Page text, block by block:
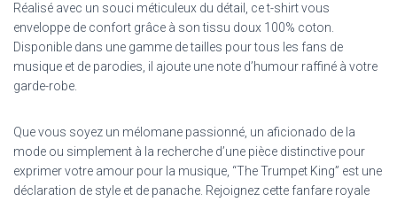
Réalisé avec un souci méticuleux du détail, ce t-shirt vous
enveloppe de confort grâce à son tissu doux 100% coton.
Disponible dans une gamme de tailles pour tous les fans de
musique et de parodies, il ajoute une note d’humour raffiné à votre
garde-robe.
Que vous soyez un mélomane passionné, un aficionado de la
mode ou simplement à la recherche d’une pièce distinctive pour
exprimer votre amour pour la musique, “The Trumpet King” est une
déclaration de style et de panache. Rejoignez cette fanfare royale